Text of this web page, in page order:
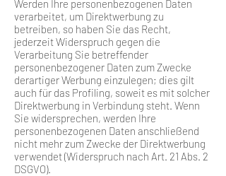
Werden Ihre personenbezogenen Daten
verarbeitet, um Direktwerbung zu
betreiben, so haben Sie das Recht,
jederzeit Widerspruch gegen die
Verarbeitung Sie betreffender
personenbezogener Daten zum Zwecke
derartiger Werbung einzulegen; dies gilt
auch für das Profiling, soweit es mit solcher
Direktwerbung in Verbindung steht. Wenn
Sie widersprechen, werden Ihre
personenbezogenen Daten anschließend
nicht mehr zum Zwecke der Direktwerbung
verwendet (Widerspruch nach Art. 21 Abs. 2
DSGVO).